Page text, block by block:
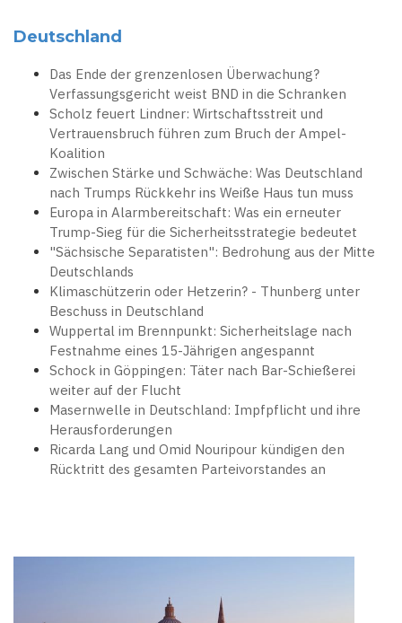
Deutschland
Das Ende der grenzenlosen Überwachung?
Verfassungsgericht weist BND in die Schranken
Scholz feuert Lindner: Wirtschaftsstreit und
Vertrauensbruch führen zum Bruch der Ampel-
Koalition
Zwischen Stärke und Schwäche: Was Deutschland
nach Trumps Rückkehr ins Weiße Haus tun muss
Europa in Alarmbereitschaft: Was ein erneuter
Trump-Sieg für die Sicherheitsstrategie bedeutet
"Sächsische Separatisten": Bedrohung aus der Mitte
Deutschlands
Klimaschützerin oder Hetzerin? - Thunberg unter
Beschuss in Deutschland
Wuppertal im Brennpunkt: Sicherheitslage nach
Festnahme eines 15-Jährigen angespannt
Schock in Göppingen: Täter nach Bar-Schießerei
weiter auf der Flucht
Masernwelle in Deutschland: Impfpflicht und ihre
Herausforderungen
Ricarda Lang und Omid Nouripour kündigen den
Rücktritt des gesamten Parteivorstandes an